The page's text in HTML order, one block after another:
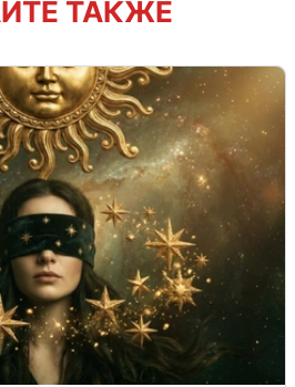
ТАКЖЕ